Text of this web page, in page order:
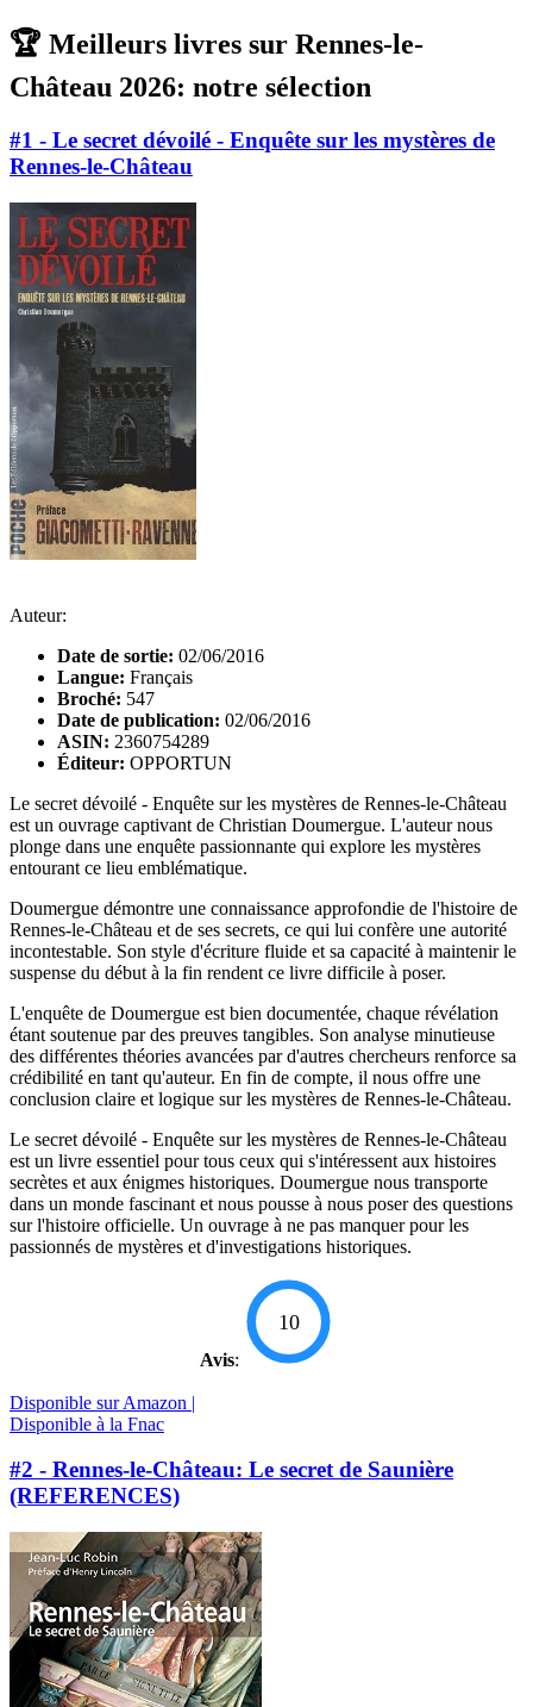
🏆 Meilleurs livres sur Rennes-le-
Château 2026: notre sélection
#1 - Le secret dévoilé - Enquête sur les mystères de
Rennes-le-Château
Auteur:
Date de sortie: 02/06/2016
Langue: Français
Broché: 547
Date de publication: 02/06/2016
ASIN: 2360754289
Éditeur: OPPORTUN
Le secret dévoilé - Enquête sur les mystères de Rennes-le-Château
est un ouvrage captivant de Christian Doumergue. L'auteur nous
plonge dans une enquête passionnante qui explore les mystères
entourant ce lieu emblématique.
Doumergue démontre une connaissance approfondie de l'histoire de
Rennes-le-Château et de ses secrets, ce qui lui confère une autorité
incontestable. Son style d'écriture fluide et sa capacité à maintenir le
suspense du début à la fin rendent ce livre difficile à poser.
L'enquête de Doumergue est bien documentée, chaque révélation
étant soutenue par des preuves tangibles. Son analyse minutieuse
des différentes théories avancées par d'autres chercheurs renforce sa
crédibilité en tant qu'auteur. En fin de compte, il nous offre une
conclusion claire et logique sur les mystères de Rennes-le-Château.
Le secret dévoilé - Enquête sur les mystères de Rennes-le-Château
est un livre essentiel pour tous ceux qui s'intéressent aux histoires
secrètes et aux énigmes historiques. Doumergue nous transporte
dans un monde fascinant et nous pousse à nous poser des questions
sur l'histoire officielle. Un ouvrage à ne pas manquer pour les
passionnés de mystères et d'investigations historiques.
Avis:
10
Disponible sur Amazon |
Disponible à la Fnac
#2 - Rennes-le-Château: Le secret de Saunière
(REFERENCES)